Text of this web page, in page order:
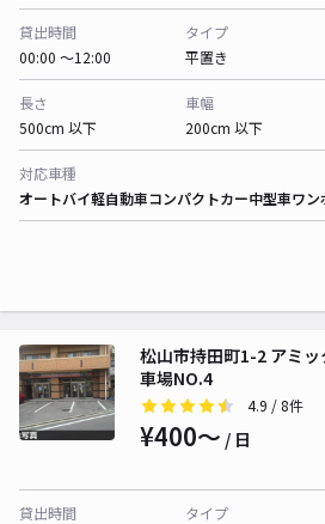
貸出時間
00:00 〜12:00
タイプ
平置き
長さ
500cm 以下
車幅
200cm 以下
対応車種
オートバイ軽自動車コンパクトカー中型車ワン
松山市持田町1-2 アミ
車場NO.4
4.9 / 8件
¥400〜 / 日
貸出時間
タイプ